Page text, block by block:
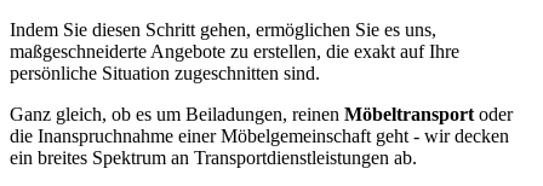
Indem Sie diesen Schritt gehen, ermöglichen Sie es uns,
maßgeschneiderte Angebote zu erstellen, die exakt auf Ihre
persönliche Situation zugeschnitten sind.
Ganz gleich, ob es um Beiladungen, reinen Möbeltransport oder
die Inanspruchnahme einer Möbelgemeinschaft geht - wir decken
ein breites Spektrum an Transportdienstleistungen ab.